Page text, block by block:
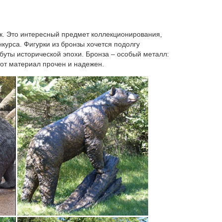
Россия.Символ наступающего года. 900.00 р. 0
трещинка на постаменте).
быстрой доставкой по России, фото,
всего несколько лет, как символ года
благодатный период для всех знаков, без
Это интересный предмет коллекционирования,
Фигурки из бронзы хочется подолгу
исторической эпохи. Бронза – особый металл:
материал прочен и надежен.